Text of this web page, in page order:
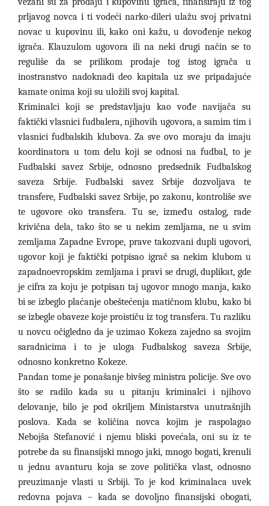
prljavog novca i ti vodeći narko-dileri ulažu svoj privatni
novac u kupovinu ili, kako oni kažu, u dovođenje nekog
igrača. Klauzulom ugovora ili na neki drugi način se to
reguliše da se prilikom prodaje tog istog igrača u
inostranstvo nadoknadi deo kapitala uz sve pripadajuće
kamate onima koji su uložili svoj kapital.
Kriminalci koji se predstavljaju kao vođe navijača su
faktički vlasnici fudbalera, njihovih ugovora, a samim tim i
vlasnici fudbalskih klubova. Za sve ovo moraju da imaju
koordinatora u tom delu koji se odnosi na fudbal, to je
Fudbalski savez Srbije, odnosno predsednik Fudbalskog
saveza Srbije. Fudbalski savez Srbije dozvoljava te
transfere, Fudbalski savez Srbije, po zakonu, kontroliše sve
te ugovore oko transfera. Tu se, između ostalog, rade
krivična dela, tako što se u nekim zemljama, ne u svim
zemljama Zapadne Evrope, prave takozvani dupli ugovori,
ugovor koji je faktički potpisao igrač sa nekim klubom u
zapadnoevropskim zemljama i pravi se drugi, duplikat, gde
je cifra za koju je potpisan taj ugovor mnogo manja, kako
bi se izbeglo plaćanje obeštećenja matičnom klubu, kako bi
se izbegle obaveze koje proističu iz tog transfera. Tu razliku
u novcu očigledno da je uzimao Kokeza zajedno sa svojim
saradnicima i to je uloga Fudbalskog saveza Srbije,
odnosno konkretno Kokeze.
Pandan tome je ponašanje bivšeg ministra policije. Sve ovo
što se radilo kada su u pitanju kriminalci i njihovo
delovanje, bilo je pod okriljem Ministarstva unutrašnjih
poslova. Kada se količina novca kojim je raspolagao
Nebojša Stefanović i njemu bliski povećala, oni su iz te
potrebe da su finansijski mnogo jaki, mnogo bogati, krenuli
u jednu avanturu koja se zove politička vlast, odnosno
preuzimanje vlasti u Srbiji. To je kod kriminalaca uvek
redovna pojava – kada se dovoljno finansijski obogati,